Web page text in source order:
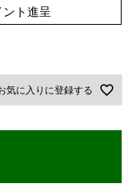
ント進呈
気に入りに登録する